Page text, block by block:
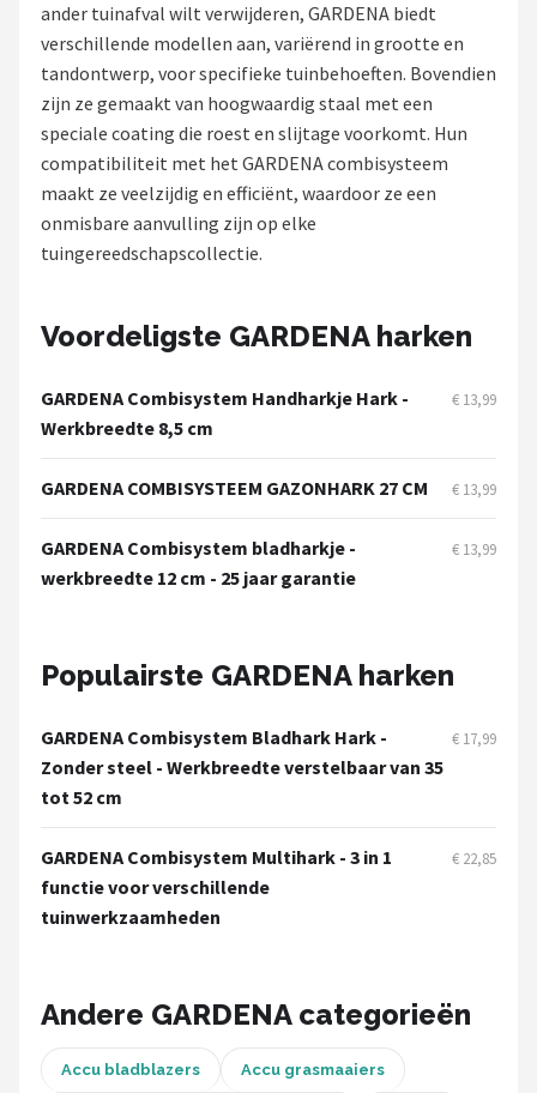
Onkruidbranders
Shop
To the South
GARDENA
Husqvarna
Bosch
WORX
Einhell
Makita
Fiskars
Alle merken →
ander tuinafval wilt verwijderen, GARDENA biedt
verschillende modellen aan, variërend in grootte en
tandontwerp, voor specifieke tuinbehoeften. Bovendien
zijn ze gemaakt van hoogwaardig staal met een
speciale coating die roest en slijtage voorkomt. Hun
compatibiliteit met het GARDENA combisysteem
maakt ze veelzijdig en efficiënt, waardoor ze een
onmisbare aanvulling zijn op elke
tuingereedschapscollectie.
Voordeligste GARDENA harken
GARDENA Combisystem Handharkje Hark -
Werkbreedte 8,5 cm
€ 13,99
GARDENA COMBISYSTEEM GAZONHARK 27 CM € 13,99
GARDENA Combisystem bladharkje -
werkbreedte 12 cm - 25 jaar garantie
€ 13,99
Populairste GARDENA harken
GARDENA Combisystem Bladhark Hark -
Zonder steel - Werkbreedte verstelbaar van 35
tot 52 cm
€ 17,99
GARDENA Combisystem Multihark - 3 in 1
functie voor verschillende
tuinwerkzaamheden
€ 22,85
Andere GARDENA categorieën
Accu bladblazers Accu grasmaaiers